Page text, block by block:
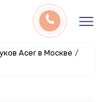
Acer в Москве /